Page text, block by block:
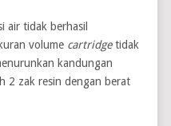
air tidak berhasil
volume cartridgetidak
kandungan
2 zak resin dengan berat